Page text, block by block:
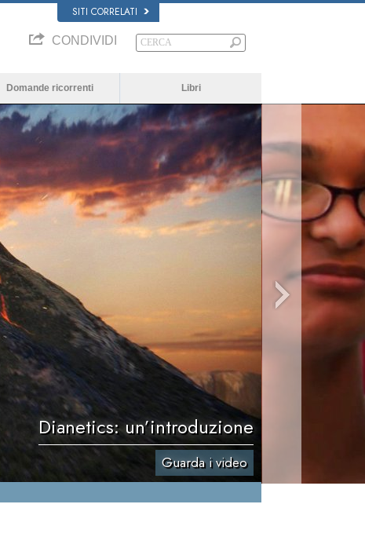
SITI CORRELATI
CONDIVIDI
Domande ricorrenti Libri
Dianetics: un’introduzione
Guarda i video